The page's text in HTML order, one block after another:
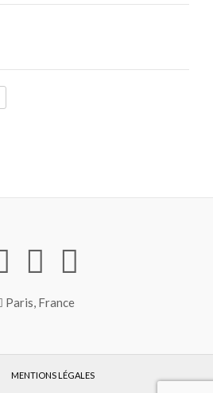
Paris, France
MENTIONS LÉGALES